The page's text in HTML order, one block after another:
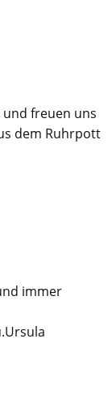
freuen uns
dem Ruhrpott
immer